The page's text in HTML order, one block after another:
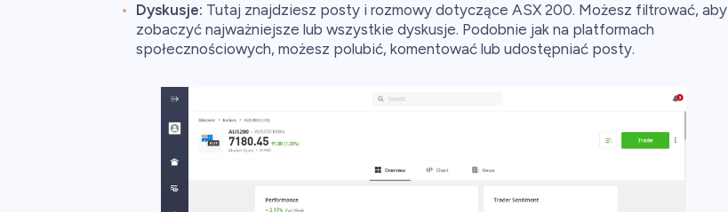
Dyskusje: Tutaj znajdziesz posty i rozmowy dotyczące ASX 200. Możesz filtrować, aby
zobaczyć najważniejsze lub wszystkie dyskusje. Podobnie jak na platformach
społecznościowych, możesz polubić, komentować lub udostępniać posty.